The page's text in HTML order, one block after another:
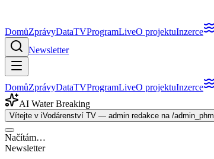
DomůZprávyDataTVProgramLiveO projektuInzerce
Newsletter
DomůZprávyDataTVProgramLiveO projektuInzerce
AI Water Breaking
Vítejte v iVodárenství TV — admin redakce na /admin_phm
Načítám…
Newsletter